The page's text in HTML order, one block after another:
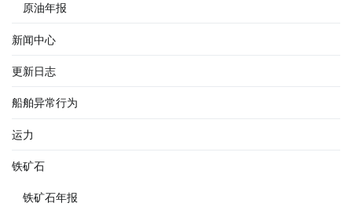
原油年报
新闻中心
更新日志
船舶异常行为
运力
铁矿石
铁矿石年报